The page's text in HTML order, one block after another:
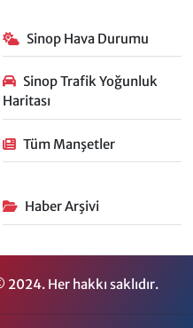
Sinop Hava Durumu
Sinop Trafik Yoğunluk
Haritası
Tüm Manşetler
Haber Arşivi
Her hakkı saklıdır.